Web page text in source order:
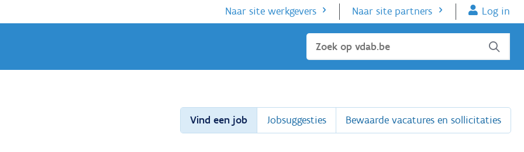
Naar site werkgevers Naar site partners Log in
Sluiten
Vind een job Jobsuggesties Bewaarde vacatures en sollicitaties